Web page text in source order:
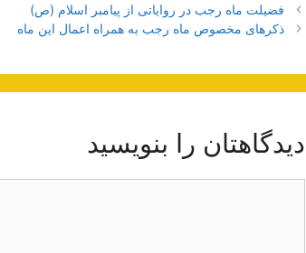
ناوبری
نوشته‌ها
فضیلت ماه رجب در روایاتی از پیامبر اسلام (ص)
ذکرهای مخصوص ماه رجب به همراه اعمال این ماه
دیدگاهتان را بنویسید